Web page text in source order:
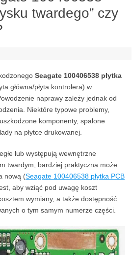
twardego” czy
Seagate 100406538 płytka
główna/płyta kontrolera) w
naprawy zależy jednak od
Niektóre typowe problemy,
komponenty, spalone
na płytce drukowanej.
lub występują wewnętrzne
twardym, bardziej praktyczna może
nową (Seagate 100406538 płytka PCB
aby wziąć pod uwagę koszt
wymiany, a także dostępność
o tym samym numerze części.